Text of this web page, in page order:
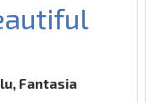
Fantasia